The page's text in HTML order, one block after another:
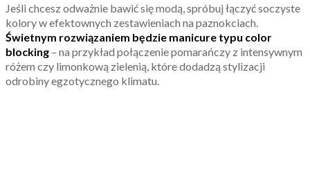
Jeśli chcesz odważnie bawić się modą, spróbuj łączyć soczyste
kolory w efektownych zestawieniach na paznokciach.
Świetnym rozwiązaniem będzie manicure typu color
blocking – na przykład połączenie pomarańczy z intensywnym
różem czy limonkową zielenią, które dodadzą stylizacji
odrobiny egzotycznego klimatu.